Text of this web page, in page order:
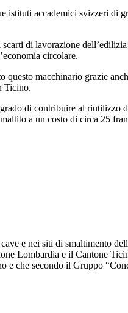
istituti accademici svizzeri di
di lavorazione
circolare.
macchinario grazie
Ticino.
di contribuire al
a un costo di circa 25
e nei siti di smaltimento
Lombardia e il Cantone
e che secondo il Gruppo